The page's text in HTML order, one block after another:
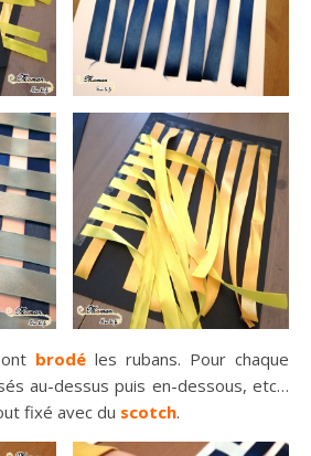
brodé les rubans. Pour chaque
au-dessus puis en-dessous, etc…
fixé avec du scotch.